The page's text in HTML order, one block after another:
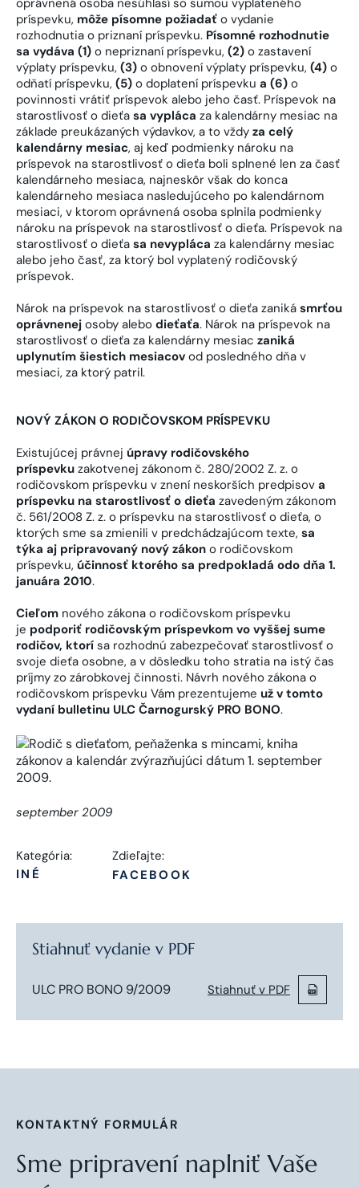
príspevku, môže písomne požiadať o vydanie
rozhodnutia o priznaní príspevku. Písomné rozhodnutie
sa vydáva (1) o nepriznaní príspevku, (2) o zastavení
výplaty príspevku, (3) o obnovení výplaty príspevku, (4) o
odňatí príspevku, (5) o doplatení príspevku a (6) o
povinnosti vrátiť príspevok alebo jeho časť. Príspevok na
starostlivosť o dieťa sa vypláca za kalendárny mesiac na
základe preukázaných výdavkov, a to vždy za celý
kalendárny mesiac, aj keď podmienky nároku na
príspevok na starostlivosť o dieťa boli splnené len za časť
kalendárneho mesiaca, najneskôr však do konca
kalendárneho mesiaca nasledujúceho po kalendárnom
mesiaci, v ktorom oprávnená osoba splnila podmienky
nároku na príspevok na starostlivosť o dieťa. Príspevok na
starostlivosť o dieťa sa nevypláca za kalendárny mesiac
alebo jeho časť, za ktorý bol vyplatený rodičovský
príspevok.
Nárok na príspevok na starostlivosť o dieťa zaniká smrťou
oprávnenej osoby alebo dieťaťa. Nárok na príspevok na
starostlivosť o dieťa za kalendárny mesiac zaniká
uplynutím šiestich mesiacov od posledného dňa v
mesiaci, za ktorý patril.
NOVÝ ZÁKON O RODIČOVSKOM PRÍSPEVKU
Existujúcej právnej úpravy rodičovského
príspevku zakotvenej zákonom č. 280/2002 Z. z. o
rodičovskom príspevku v znení neskorších predpisov a
príspevku na starostlivosť o dieťa zavedeným zákonom
č. 561/2008 Z. z. o príspevku na starostlivosť o dieťa, o
ktorých sme sa zmienili v predchádzajúcom texte, sa
týka aj pripravovaný nový zákon o rodičovskom
príspevku, účinnosť ktorého sa predpokladá odo dňa 1.
januára 2010.
Cieľom nového zákona o rodičovskom príspevku
je podporiť rodičovským príspevkom vo vyššej sume
rodičov, ktorí sa rozhodnú zabezpečovať starostlivosť o
svoje dieťa osobne, a v dôsledku toho stratia na istý čas
príjmy zo zárobkovej činnosti. Návrh nového zákona o
rodičovskom príspevku Vám prezentujeme už v tomto
vydaní bulletinu ULC Čarnogurský PRO BONO.
september 2009
Kategória:
INÉ
Zdieľajte:
FACEBOOK
Stiahnuť vydanie v PDF
ULC PRO BONO 9/2009 Stiahnuť v PDF
KONTAKTNÝ FORMULÁR
Sme pripravení naplniť Vaše